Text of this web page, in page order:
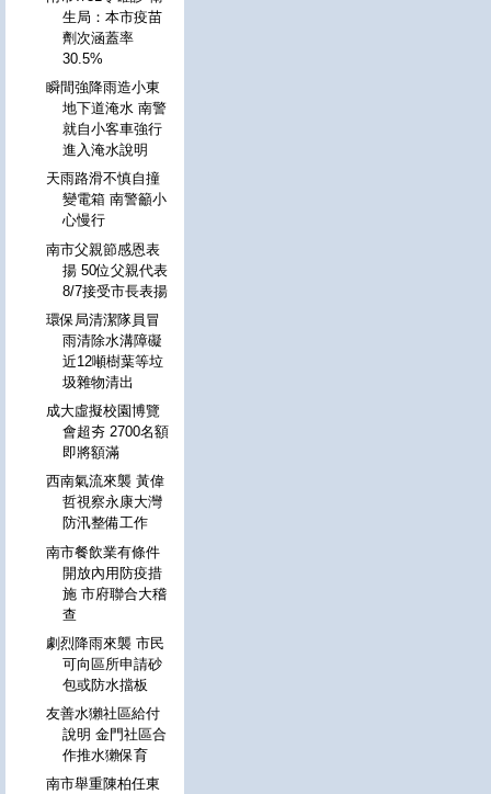
生局：本市疫苗
劑次涵蓋率
30.5%
瞬間強降雨造小東
地下道淹水 南警
就自小客車強行
進入淹水說明
天雨路滑不慎自撞
變電箱 南警籲小
心慢行
南市父親節感恩表
揚 50位父親代表
8/7接受市長表揚
環保局清潔隊員冒
雨清除水溝障礙
近12噸樹葉等垃
圾雜物清出
成大虛擬校園博覽
會超夯 2700名額
即將額滿
西南氣流來襲 黃偉
哲視察永康大灣
防汛整備工作
南市餐飲業有條件
開放內用防疫措
施 市府聯合大稽
查
劇烈降雨來襲 市民
可向區所申請砂
包或防水擋板
友善水獺社區給付
說明 金門社區合
作推水獺保育
南市舉重陳柏任東